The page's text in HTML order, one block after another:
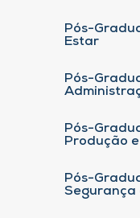
Pós-
Estar
Pós-
Pós-
Produção
Pós-
Segurança